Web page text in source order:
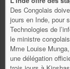
Des Congolais
jours en Inde, pour
Technologies de
le ministre
Mme Louise
une délégation